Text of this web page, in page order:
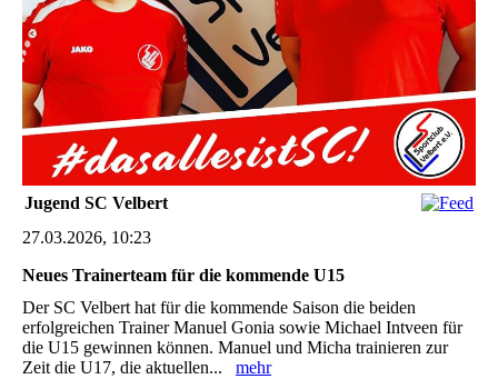
Jugend SC Velbert
27.03.2026, 10:23
Neues Trainerteam für die kommende U15
Der SC Velbert hat für die kommende Saison die beiden
erfolgreichen Trainer Manuel Gonia sowie Michael Intveen für
die U15 gewinnen können. Manuel und Micha trainieren zur
Zeit die U17, die aktuellen... mehr